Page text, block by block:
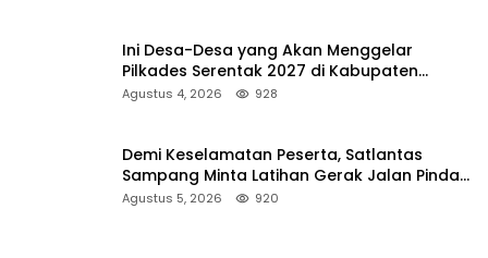
Ini Desa-Desa yang Akan Menggelar
Pilkades Serentak 2027 di Kabupaten
Sumenep
Agustus 4, 2026 928
Demi Keselamatan Peserta, Satlantas
Sampang Minta Latihan Gerak Jalan Pindah
ke Lokasi Aman
Agustus 5, 2026 920